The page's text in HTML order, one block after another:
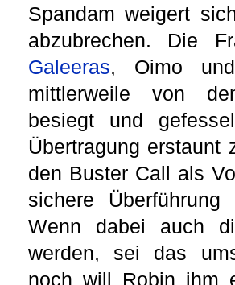
Spandam weigert
abzubrechen. Die
Galeeras, Oimo
mittlerweile von
besiegt und
Übertragung erstaunt
den Buster Call als
sichere Überführung
Wenn dabei auch
werden, sei das
noch will Robin ihm